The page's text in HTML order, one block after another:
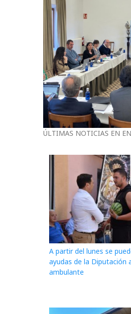
ÚLTIMAS NOTICIAS EN
A partir del lunes se
ayudas de la Diputación
ambulante